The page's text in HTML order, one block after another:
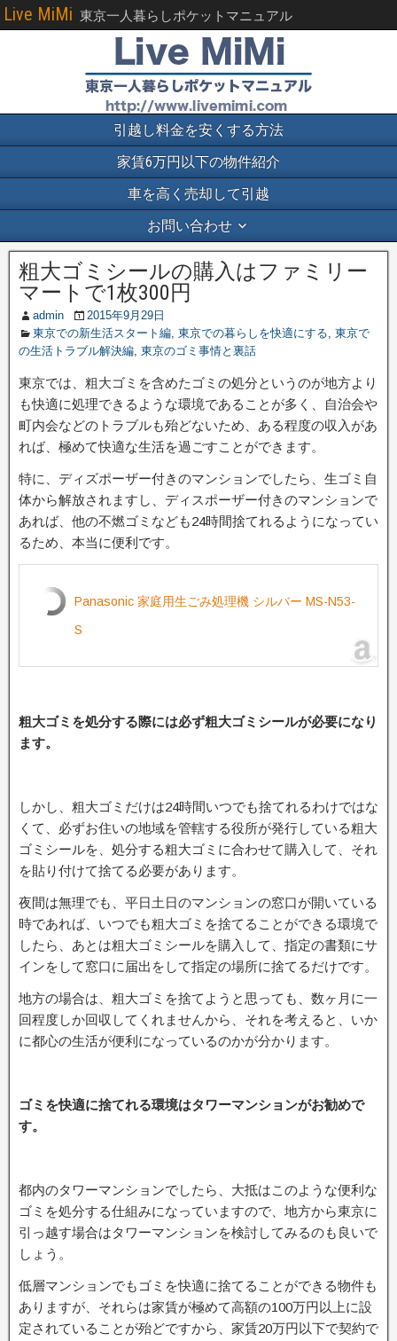
Live MiMi 東京一人暮らしポケットマニュアル
引越し料金を安くする方法
家賃6万円以下の物件紹介
車を高く売却して引越
お問い合わせ
粗大ゴミシールの購入はファミリー
マートで1枚300円
admin
2015年9月29日
東京での新生活スタート編, 東京での暮らしを快適にする, 東京で
の生活トラブル解決編, 東京のゴミ事情と裏話
東京では、粗大ゴミを含めたゴミの処分というのが地方より
も快適に処理できるような環境であることが多く、自治会や
町内会などのトラブルも殆どないため、ある程度の収入があ
れば、極めて快適な生活を過ごすことができます。
特に、ディズポーザー付きのマンションでしたら、生ゴミ自
体から解放されますし、ディスポーザー付きのマンションで
あれば、他の不燃ゴミなども24時間捨てれるようになってい
るため、本当に便利です。
Panasonic 家庭用生ごみ処理機 シルバー MS-N53-
S
粗大ゴミを処分する際には必ず粗大ゴミシールが必要になり
ます。
しかし、粗大ゴミだけは24時間いつでも捨てれるわけではな
くて、必ずお住いの地域を管轄する役所が発行している粗大
ゴミシールを、処分する粗大ゴミに合わせて購入して、それ
を貼り付けて捨てる必要があります。
夜間は無理でも、平日土日のマンションの窓口が開いている
時であれば、いつでも粗大ゴミを捨てることができる環境で
したら、あとは粗大ゴミシールを購入して、指定の書類にサ
インをして窓口に届出をして指定の場所に捨てるだけです。
地方の場合は、粗大ゴミを捨てようと思っても、数ヶ月に一
回程度しか回収してくれませんから、それを考えると、いか
に都心の生活が便利になっているのかが分かります。
ゴミを快適に捨てれる環境はタワーマンションがお勧めで
す。
都内のタワーマンションでしたら、大抵はこのような便利な
ゴミを処分する仕組みになっていますので、地方から東京に
引っ越す場合はタワーマンションを検討してみるのも良いで
しょう。
低層マンションでもゴミを快適に捨てることができる物件も
ありますが、それらは家賃が極めて高額の100万円以上に設
定されていることが殆どですから、家賃20万円以下で契約で